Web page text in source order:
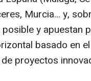
Murcia... y,
y apuestan
basado en
proyectos